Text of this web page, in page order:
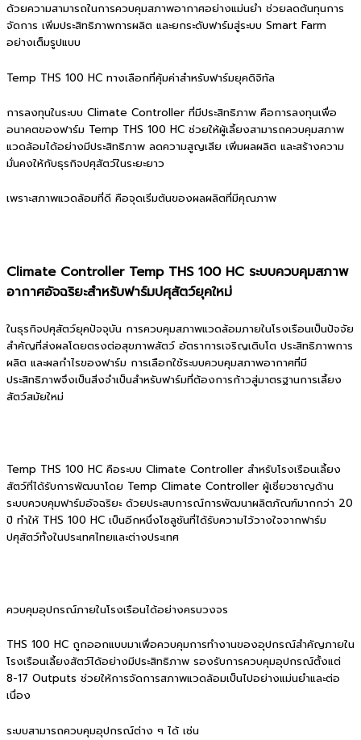
ด้วยความสามารถในการควบคุมสภาพอากาศอย่างแม่นยำ ช่วยลดต้นทุนการ
จัดการ เพิ่มประสิทธิภาพการผลิต และยกระดับฟาร์มสู่ระบบ Smart Farm
อย่างเต็มรูปแบบ
Temp THS 100 HC ทางเลือกที่คุ้มค่าสำหรับฟาร์มยุคดิจิทัล
การลงทุนในระบบ Climate Controller ที่มีประสิทธิภาพ คือการลงทุนเพื่อ
อนาคตของฟาร์ม Temp THS 100 HC ช่วยให้ผู้เลี้ยงสามารถควบคุมสภาพ
แวดล้อมได้อย่างมีประสิทธิภาพ ลดความสูญเสีย เพิ่มผลผลิต และสร้างความ
มั่นคงให้กับธุรกิจปศุสัตว์ในระยะยาว
เพราะสภาพแวดล้อมที่ดี คือจุดเริ่มต้นของผลผลิตที่มีคุณภาพ
Climate Controller Temp THS 100 HC ระบบควบคุมสภาพ
อากาศอัจฉริยะสำหรับฟาร์มปศุสัตว์ยุคใหม่
ในธุรกิจปศุสัตว์ยุคปัจจุบัน การควบคุมสภาพแวดล้อมภายในโรงเรือนเป็นปัจจัย
สำคัญที่ส่งผลโดยตรงต่อสุขภาพสัตว์ อัตราการเจริญเติบโต ประสิทธิภาพการ
ผลิต และผลกำไรของฟาร์ม การเลือกใช้ระบบควบคุมสภาพอากาศที่มี
ประสิทธิภาพจึงเป็นสิ่งจำเป็นสำหรับฟาร์มที่ต้องการก้าวสู่มาตรฐานการเลี้ยง
สัตว์สมัยใหม่
Temp THS 100 HC คือระบบ Climate Controller สำหรับโรงเรือนเลี้ยง
สัตว์ที่ได้รับการพัฒนาโดย Temp Climate Controller ผู้เชี่ยวชาญด้าน
ระบบควบคุมฟาร์มอัจฉริยะ ด้วยประสบการณ์การพัฒนาผลิตภัณฑ์มากกว่า 20
ปี ทำให้ THS 100 HC เป็นอีกหนึ่งโซลูชันที่ได้รับความไว้วางใจจากฟาร์ม
ปศุสัตว์ทั้งในประเทศไทยและต่างประเทศ
ควบคุมอุปกรณ์ภายในโรงเรือนได้อย่างครบวงจร
THS 100 HC ถูกออกแบบมาเพื่อควบคุมการทำงานของอุปกรณ์สำคัญภายใน
โรงเรือนเลี้ยงสัตว์ได้อย่างมีประสิทธิภาพ รองรับการควบคุมอุปกรณ์ตั้งแต่
8-17 Outputs ช่วยให้การจัดการสภาพแวดล้อมเป็นไปอย่างแม่นยำและต่อ
เนื่อง
ระบบสามารถควบคุมอุปกรณ์ต่าง ๆ ได้ เช่น